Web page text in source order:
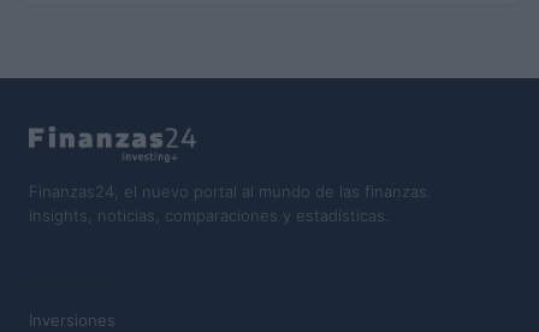
Finanzas24, el nuevo portal al mundo de las finanzas.
Insights, noticias, comparaciones y estadísticas.
Inversiones